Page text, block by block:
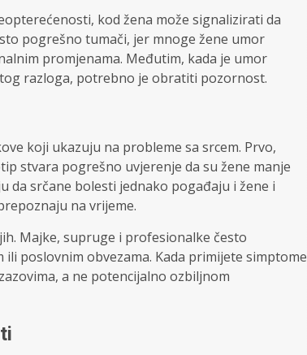
kod žena može signalizirati da
pogrešno tumači, jer mnoge žene umor
promjenama. Međutim, kada je umor
razloga, potrebno je obratiti pozornost.
koji ukazuju na probleme sa srcem. Prvo,
stvara pogrešno uvjerenje da su žene manje
da srčane bolesti jednako pogađaju i žene i
na vrijeme.
Majke, supruge i profesionalke često
poslovnim obvezama. Kada primijete simptome
a ne potencijalno ozbiljnom